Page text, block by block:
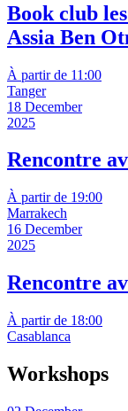
Book club
Assia Ben
À partir de 11:00
Tanger
18 December
2025
Rencontre
À partir de 19:00
Marrakech
16 December
2025
Rencontre
À partir de 18:00
Casablanca
Workshops